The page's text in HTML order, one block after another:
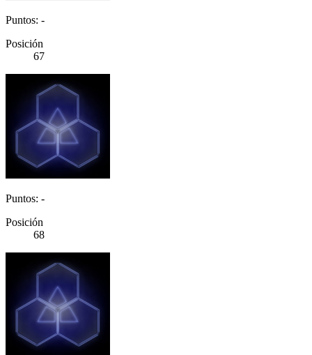
Puntos: -
Posición
67
Puntos: -
Posición
68